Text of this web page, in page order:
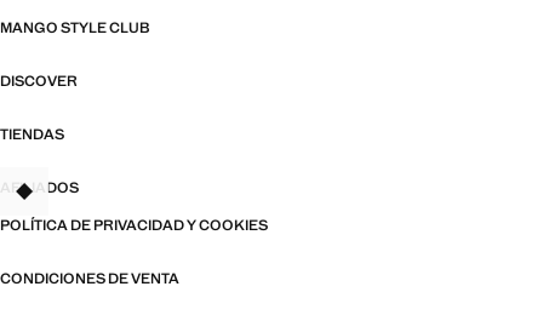
MANGO STYLE CLUB
DISCOVER
TIENDAS
AFILIADOS
POLÍTICA DE PRIVACIDAD Y COOKIES
CONDICIONES DE VENTA